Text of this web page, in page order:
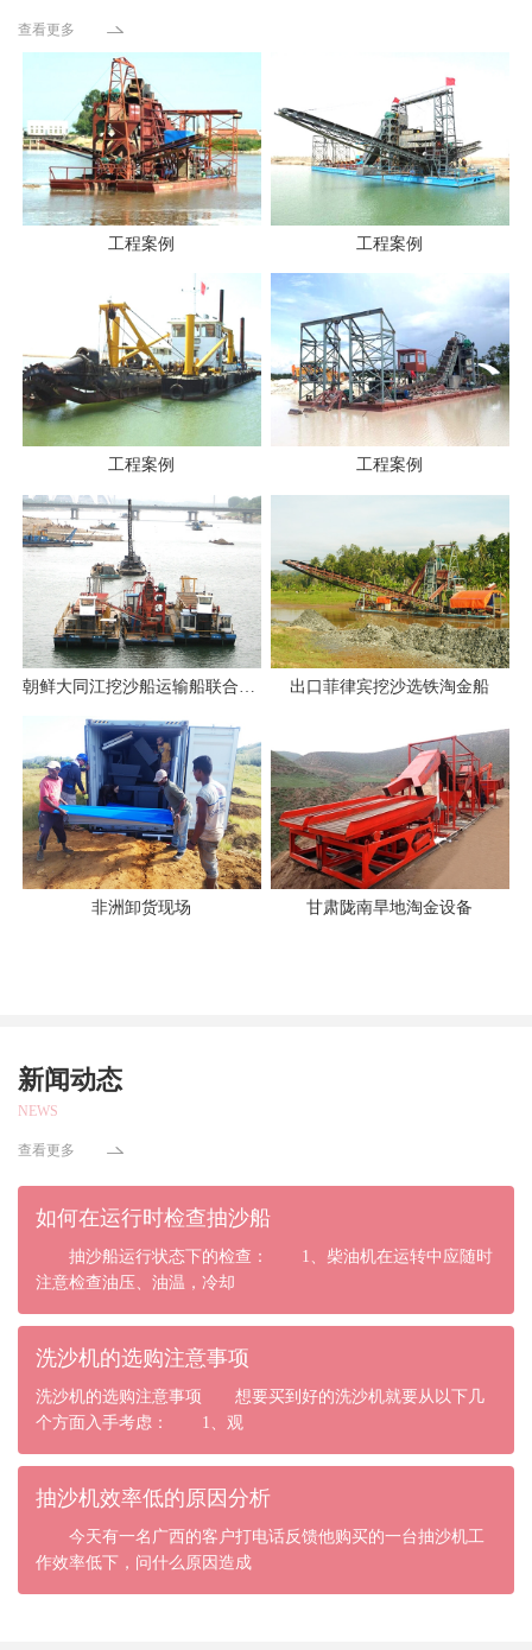
查看更多
工程案例 工程案例
工程案例 工程案例
出口菲律宾挖沙选铁淘金船
非洲卸货现场 甘肃陇南旱地淘金设备
新闻动态
NEWS
查看更多
如何在运行时检查抽沙船
抽沙船运行状态下的检查： 1、柴油机在运转中应随时
注意检查油压、油温，冷却
洗沙机的选购注意事项
洗沙机的选购注意事项 想要买到好的洗沙机就要从以下几
个方面入手考虑： 1、观
抽沙机效率低的原因分析
今天有一名广西的客户打电话反馈他购买的一台抽沙机工
作效率低下，问什么原因造成